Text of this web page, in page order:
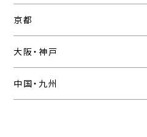
京都
大阪・神戸
中国・九州